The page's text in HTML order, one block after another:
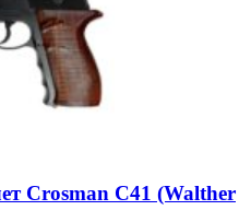
Crosman C41 (Walther